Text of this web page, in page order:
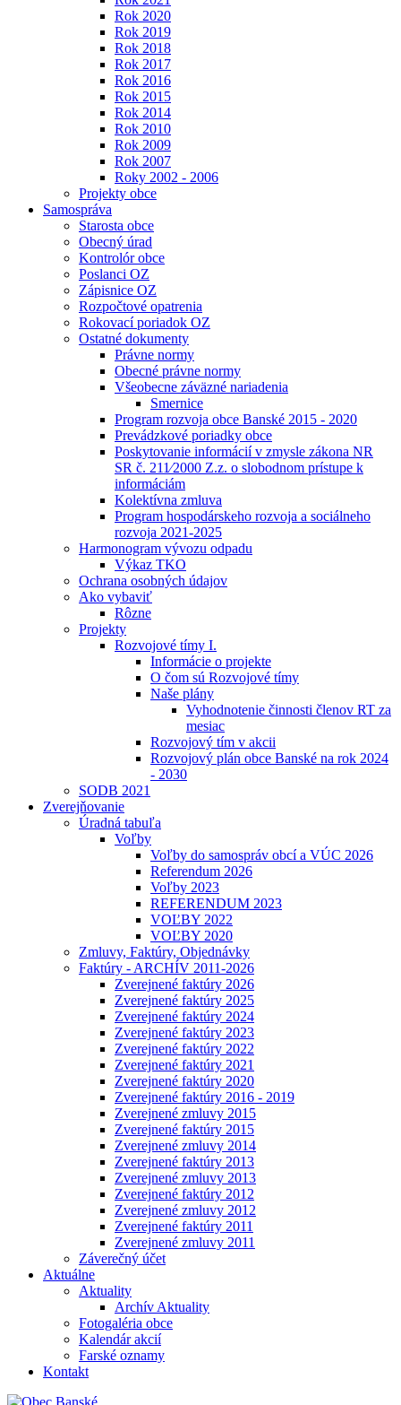
Rok 2020
Rok 2019
Rok 2018
Rok 2017
Rok 2016
Rok 2015
Rok 2014
Rok 2010
Rok 2009
Rok 2007
Roky 2002 - 2006
Projekty obce
Samospráva
Starosta obce
Obecný úrad
Kontrolór obce
Poslanci OZ
Zápisnice OZ
Rozpočtové opatrenia
Rokovací poriadok OZ
Ostatné dokumenty
Právne normy
Obecné právne normy
Všeobecne záväzné nariadenia
Smernice
Program rozvoja obce Banské 2015 - 2020
Prevádzkové poriadky obce
Poskytovanie informácií v zmysle zákona NR
SR č. 211⁄2000 Z.z. o slobodnom prístupe k
informáciám
Kolektívna zmluva
Program hospodárskeho rozvoja a sociálneho
rozvoja 2021-2025
Harmonogram vývozu odpadu
Výkaz TKO
Ochrana osobných údajov
Ako vybaviť
Rôzne
Projekty
Rozvojové tímy I.
Informácie o projekte
O čom sú Rozvojové tímy
Naše plány
Vyhodnotenie činnosti členov RT za
mesiac
Rozvojový tím v akcii
Rozvojový plán obce Banské na rok 2024
- 2030
SODB 2021
Zverejňovanie
Úradná tabuľa
Voľby
Voľby do samospráv obcí a VÚC 2026
Referendum 2026
Voľby 2023
REFERENDUM 2023
VOĽBY 2022
VOĽBY 2020
Zmluvy, Faktúry, Objednávky
Faktúry - ARCHÍV 2011-2026
Zverejnené faktúry 2026
Zverejnené faktúry 2025
Zverejnené faktúry 2024
Zverejnené faktúry 2023
Zverejnené faktúry 2022
Zverejnené faktúry 2021
Zverejnené faktúry 2020
Zverejnené faktúry 2016 - 2019
Zverejnené zmluvy 2015
Zverejnené faktúry 2015
Zverejnené zmluvy 2014
Zverejnené faktúry 2013
Zverejnené zmluvy 2013
Zverejnené faktúry 2012
Zverejnené zmluvy 2012
Zverejnené faktúry 2011
Zverejnené zmluvy 2011
Záverečný účet
Aktuálne
Aktuality
Archív Aktuality
Fotogaléria obce
Kalendár akcií
Farské oznamy
Kontakt